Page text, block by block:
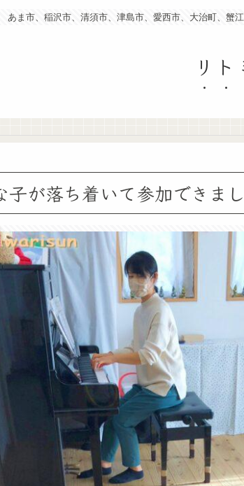
あま市、稲沢市、清須市、津島市、愛西市、大治町、蟹
リ
子が落ち着いて参加できま